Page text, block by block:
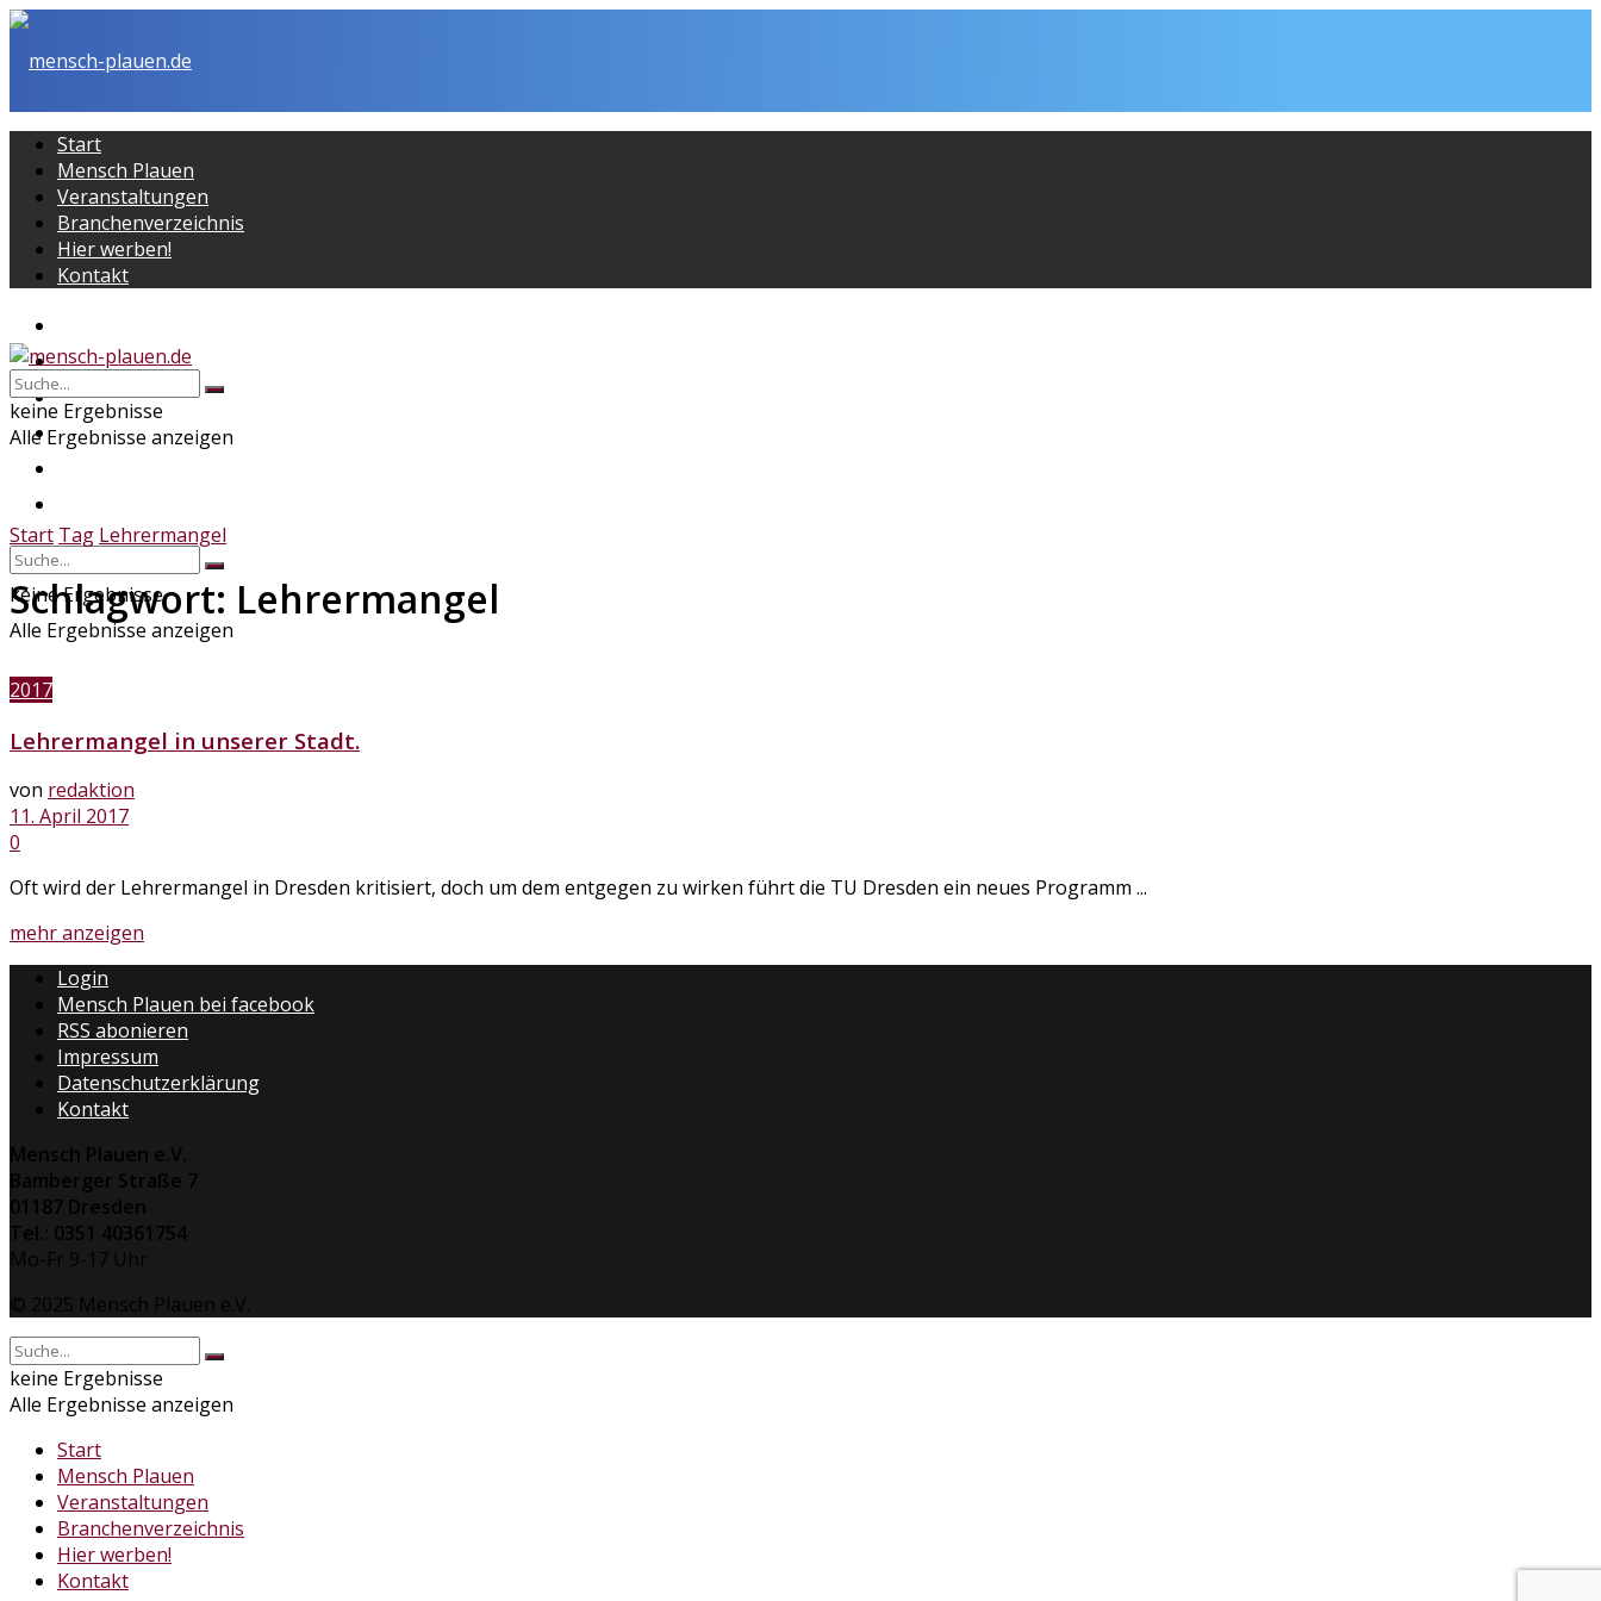
Start
Mensch Plauen
Veranstaltungen
Branchenverzeichnis
Hier werben!
Kontakt
Mensch Plauen
Veranstaltungen
Branchenverzeichnis
keine Ergebnisse
Alle Ergebnisse anzeigen
keine Ergebnisse
Alle Ergebnisse anzeigen
Start Tag Lehrermangel
Schlagwort: Lehrermangel
2017
Lehrermangel in unserer Stadt.
von redaktion
11. April 2017
0
Oft wird der Lehrermangel in Dresden kritisiert, doch um dem entgegen zu wirken führt die TU Dresden ein neues Programm ...
mehr anzeigen
Login
Mensch Plauen bei facebook
RSS abonieren
Impressum
Datenschutzerklärung
Kontakt
Mensch Plauen e.V.
Bamberger Straße 7
01187 Dresden
Tel.: 0351 40361754
Mo-Fr 9-17 Uhr
© 2025 Mensch Plauen e.V.
keine Ergebnisse
Alle Ergebnisse anzeigen
Start
Mensch Plauen
Veranstaltungen
Branchenverzeichnis
Hier werben!
Kontakt